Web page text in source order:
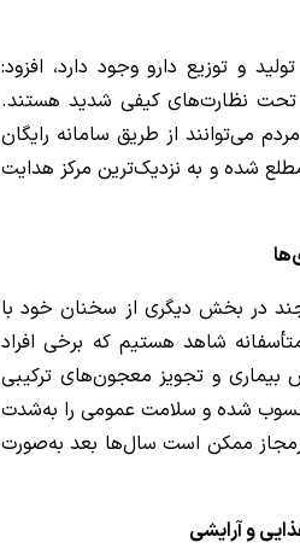
و توزیع دارو وجود دارد، افزود:
تحت نظارت‌های کیفی شدید هستند.
می‌توانند از طریق سامانه رایگان
مطلع شده و به نزدیک‌ترین مرکز هدایت
در بخش دیگری از سخنان خود با
شاهد هستیم که برخی افراد
و تجویز معجون‌های ترکیبی
شده و سلامت عمومی را به‌شدت
ممکن است سال‌ها بعد به‌صورت